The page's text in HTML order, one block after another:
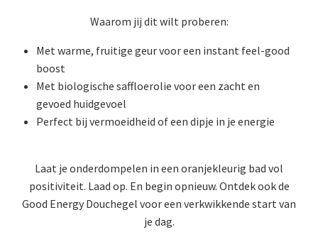
Waarom jij dit wilt proberen:
Met warme, fruitige geur voor een instant feel-good
boost
Met biologische saffloerolie voor een zacht en
gevoed huidgevoel
Perfect bij vermoeidheid of een dipje in je energie
Laat je onderdompelen in een oranjekleurig bad vol
positiviteit. Laad op. En begin opnieuw. Ontdek ook de
Good Energy Douchegel voor een verkwikkende start van
je dag.